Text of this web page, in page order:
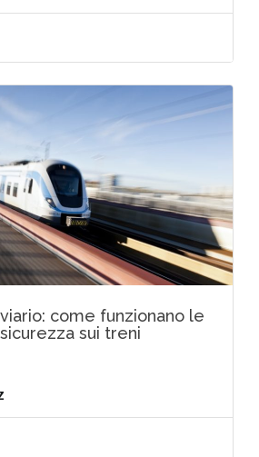
come funzionano le
sui treni